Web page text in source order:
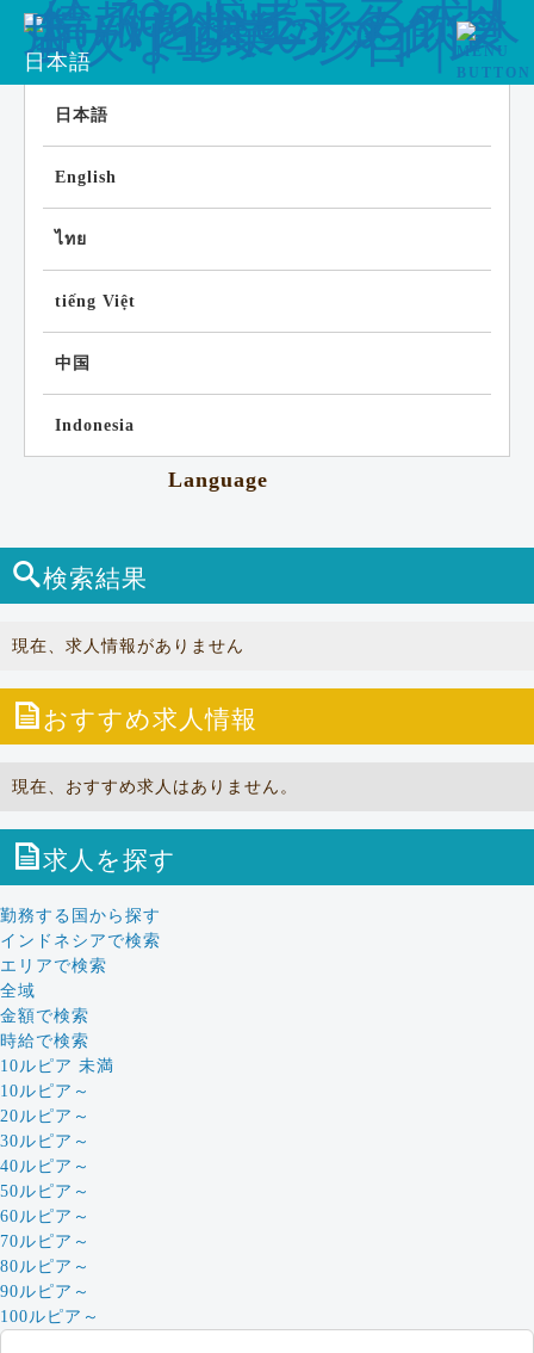
日本語
日本語
English
ไทย
tiếng Việt
中国
Indonesia
Language
検索結果
現在、求人情報がありません
おすすめ求人情報
現在、おすすめ求人はありません。
求人を探す
勤務する国から探す
インドネシアで検索
エリアで検索
全域
金額で検索
時給で検索
10ルピア 未満
10ルピア～
20ルピア～
30ルピア～
40ルピア～
50ルピア～
60ルピア～
70ルピア～
80ルピア～
90ルピア～
100ルピア～